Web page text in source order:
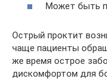
Может быть
Острый проктит
чаще пациенты
же время острое
дискомфортом для